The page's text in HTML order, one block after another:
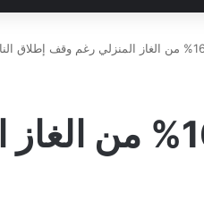
غزة تتسلم 16%